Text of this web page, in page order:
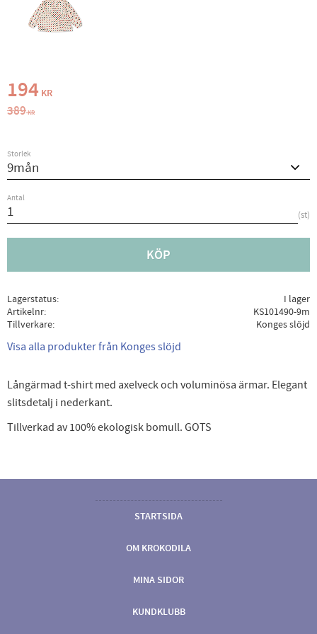
Nedsatt pris:
194 KR
Ordinarie pris:
389KR
Storlek
Antal
st
KÖP
Lagerstatus
I lager
Artikelnr
KS101490-9m
Tillverkare
Konges slöjd
Visa alla produkter från Konges slöjd
Långärmad t-shirt med axelveck och voluminösa ärmar. Elegant
slitsdetalj i nederkant.
Tillverkad av 100% ekologisk bomull. GOTS
STARTSIDA
OM KROKODILA
MINA SIDOR
KUNDKLUBB